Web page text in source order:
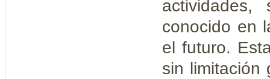
conocido en
el futuro.
sin limitación